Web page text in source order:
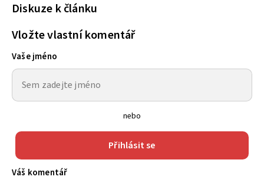
Diskuze k článku
Vložte vlastní komentář
Vaše jméno
nebo
Přihlásit se
Váš komentář